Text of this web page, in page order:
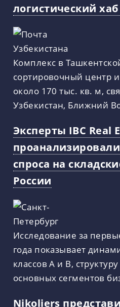
логистический
Комплекс в
сортировочный центр
около 170 тыс. кв. м,
Узбекистан, Ближний
Эксперты IBC Real
спроса на
России
Исследование за
года показывает
классов А и В,
основных сегментов
Nikoliers